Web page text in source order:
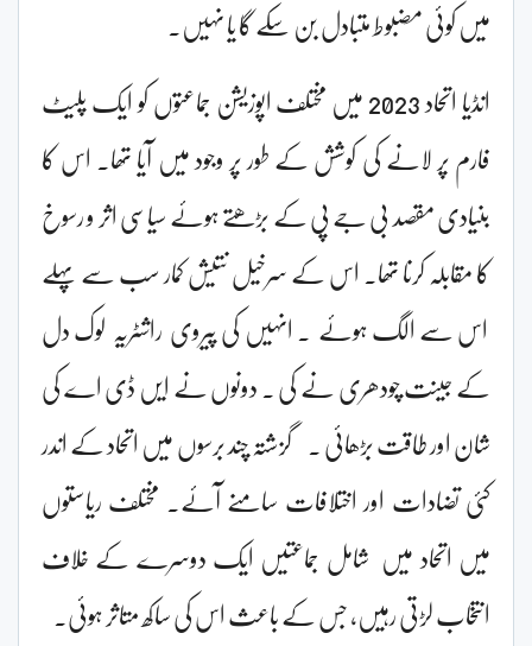
میں کوئی مضبوط متبادل بن سکے گا یا نہیں۔
انڈیا اتحاد 2023 میں مختلف اپوزیشن جماعتوں کو ایک پلیٹ
فارم پر لانے کی کوشش کے طور پر وجود میں آیا تھا۔ اس کا
بنیادی مقصد بی جے پی کے بڑھتے ہوئے سیاسی اثر و رسوخ
کا مقابلہ کرنا تھا۔ اس کے سرخیل نتیش کمار سب سے پہلے
اس سے الگ ہوئے ۔ انہیں کی پیروی راشٹریہ لوک دل
کے جینت چودھری نے کی ۔ دونوں نے ایں ڈی اے کی
شان اور طاقت بڑھائی ۔ گزشتہ چند برسوں میں اتحاد کے اندر
کئی تضادات اور اختلافات سامنے آئے۔ مختلف ریاستوں
میں اتحاد میں شامل جماعتیں ایک دوسرے کے خلاف
انتخاب لڑتی رہیں، جس کے باعث اس کی ساکھ متاثر ہوئی۔